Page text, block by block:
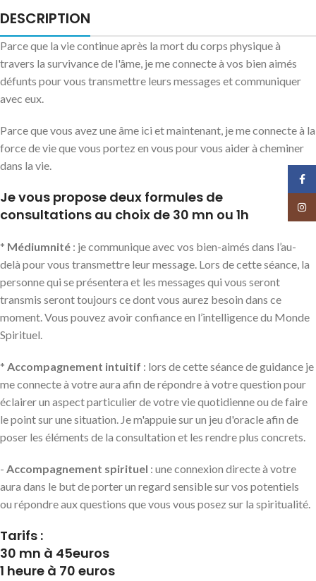
DESCRIPTION
Parce que la vie continue après la mort du corps physique à
travers la survivance de l'âme, je me connecte à vos bien aimés
défunts pour vous transmettre leurs messages et communiquer
avec eux.
Parce que vous avez une âme ici et maintenant, je me connecte à la
force de vie que vous portez en vous pour vous aider à cheminer
dans la vie.
Je vous propose deux formules de
consultations au choix de 30 mn ou 1h
* Médiumnité : je communique avec vos bien-aimés dans l’au-
delà pour vous transmettre leur message. Lors de cette séance, la
personne qui se présentera et les messages qui vous seront
transmis seront toujours ce dont vous aurez besoin dans ce
moment. Vous pouvez avoir confiance en l’intelligence du Monde
Spirituel.
* Accompagnement intuitif : lors de cette séance de guidance je
me connecte à votre aura afin de répondre à votre question pour
éclairer un aspect particulier de votre vie quotidienne ou de faire
le point sur une situation. Je m'appuie sur un jeu d'oracle afin de
poser les éléments de la consultation et les rendre plus concrets.
- Accompagnement spirituel : une connexion directe à votre
aura dans le but de porter un regard sensible sur vos potentiels
ou répondre aux questions que vous vous posez sur la spiritualité.
Tarifs :
30 mn à 45euros
1 heure à 70 euros